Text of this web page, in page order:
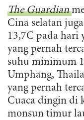
The Guardian
Cina selatan
13,7C pada hari
yang pernah
suhu minimum
Umphang,
yang pernah
Cuaca dingin di
monsun timur